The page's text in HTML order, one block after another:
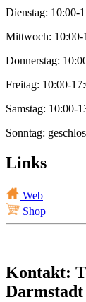
Dienstag: 10:00-
Mittwoch: 10:00-
Donnerstag:
Freitag: 10:00-
Samstag: 10:00-
Sonntag:
Links
Web
Shop
Kontakt: